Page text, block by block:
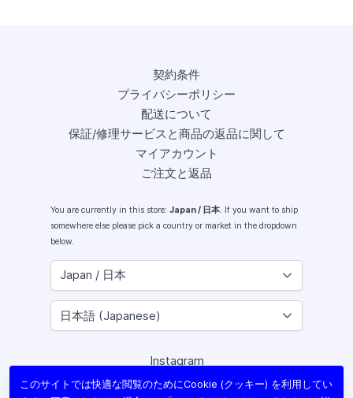
契約条件
プライバシーポリシー
配送について
保証/修理サービスと商品の返品に関して
マイアカウント
ご注文と返品
You are currently in this store: Japan / 日本. If you want to ship
somewhere else please pick a country or market in the dropdown
below.
Instagram
Facebook
このサイトでは快適な閲覧のためにCookie (クッキー) を利用してい